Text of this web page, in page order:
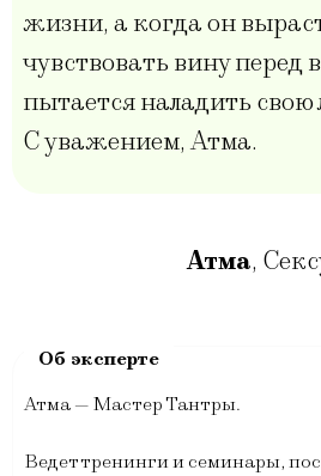
жизни, а когда он
чувствовать вину перед
пытается наладить
С уважением, Атма.
Атма,
Атма — Мастер Тантры.
Ведет тренинги и семинары,